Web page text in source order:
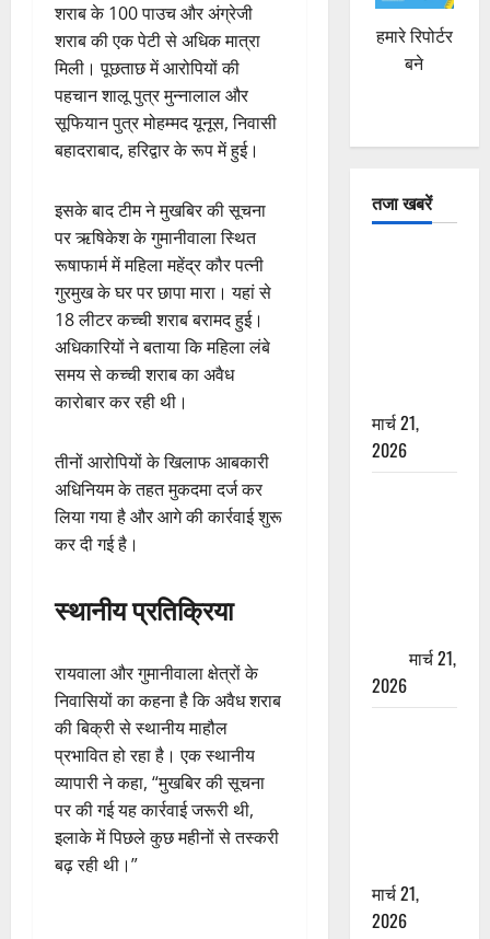
शराब के 100 पाउच और अंग्रेजी
शराब की एक पेटी से अधिक मात्रा
मिली। पूछताछ में आरोपियों की
पहचान शालू पुत्र मुन्नालाल और
सूफियान पुत्र मोहम्मद यूनूस, निवासी
बहादराबाद, हरिद्वार के रूप में हुई।
इसके बाद टीम ने मुखबिर की सूचना
पर ऋषिकेश के गुमानीवाला स्थित
रूषाफार्म में महिला महेंद्र कौर पत्नी
गुरमुख के घर पर छापा मारा। यहां से
18 लीटर कच्ची शराब बरामद हुई।
अधिकारियों ने बताया कि महिला लंबे
समय से कच्ची शराब का अवैध
कारोबार कर रही थी।
तीनों आरोपियों के खिलाफ आबकारी
अधिनियम के तहत मुकदमा दर्ज कर
लिया गया है और आगे की कार्रवाई शुरू
कर दी गई है।
स्थानीय प्रतिक्रिया
रायवाला और गुमानीवाला क्षेत्रों के
निवासियों का कहना है कि अवैध शराब
की बिक्री से स्थानीय माहौल
प्रभावित हो रहा है। एक स्थानीय
व्यापारी ने कहा, “मुखबिर की सूचना
पर की गई यह कार्रवाई जरूरी थी,
इलाके में पिछले कुछ महीनों से तस्करी
बढ़ रही थी।”
हमारे रिपोर्टर
बने
तजा खबरें
मार्च 21,
2026
मार्च 21,
2026
मार्च 21,
2026